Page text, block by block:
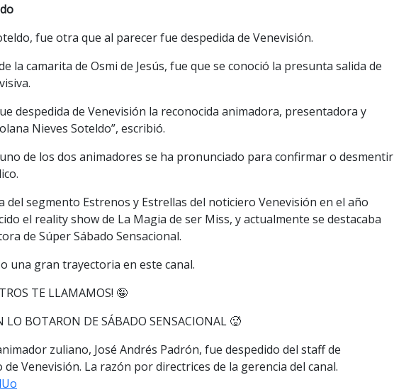
fue otra que al parecer fue despedida de Venevisión.
la camarita de Osmi de Jesús, fue que se conoció la presunta salida de
despedida de Venevisión la reconocida animadora, presentadora y
Nieves Soteldo”, escribió.
de los dos animadores se ha pronunciado para confirmar o desmentir
del segmento Estrenos y Estrellas del noticiero Venevisión en el año
el reality show de La Magia de ser Miss, y actualmente se destacaba
de Súper Sábado Sensacional.
una gran trayectoria en este canal.
TE LLAMAMOS! 🤪
LO BOTARON DE SÁBADO SENSACIONAL 🥵
zuliano, José Andrés Padrón, fue despedido del staff de
Venevisión. La razón por directrices de la gerencia del canal.